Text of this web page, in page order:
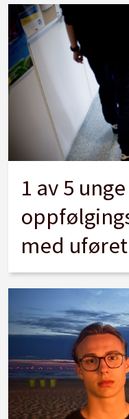
1 av 5
med